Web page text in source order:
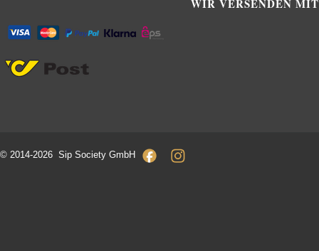
WIR VERSENDEN
© 2014-2026 Sip Society GmbH